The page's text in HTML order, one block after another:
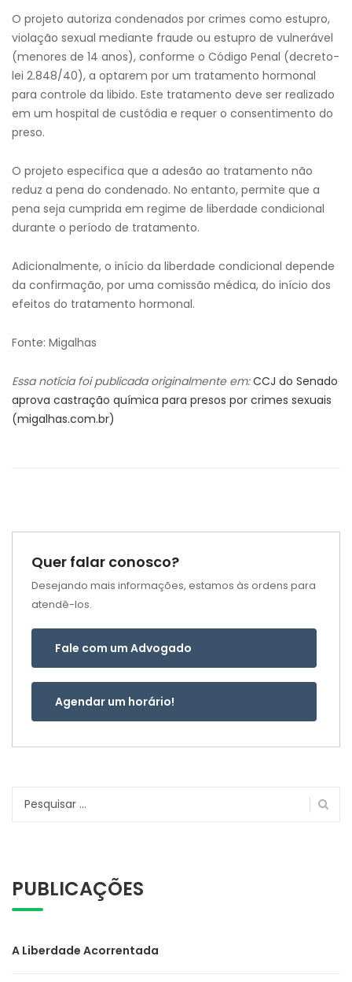
O projeto autoriza condenados por crimes como estupro,
violação sexual mediante fraude ou estupro de vulnerável
(menores de 14 anos), conforme o Código Penal (decreto-
lei 2.848/40), a optarem por um tratamento hormonal
para controle da libido. Este tratamento deve ser realizado
em um hospital de custódia e requer o consentimento do
preso.
O projeto especifica que a adesão ao tratamento não
reduz a pena do condenado. No entanto, permite que a
pena seja cumprida em regime de liberdade condicional
durante o período de tratamento.
Adicionalmente, o início da liberdade condicional depende
da confirmação, por uma comissão médica, do início dos
efeitos do tratamento hormonal.
Fonte: Migalhas
Essa notícia foi publicada originalmente em: CCJ do Senado
aprova castração química para presos por crimes sexuais
(migalhas.com.br)
Quer falar conosco?
Desejando mais informações, estamos às ordens para
atendê-los.
Fale com um Advogado
Agendar um horário!
Pesquisar
PUBLICAÇÕES
A Liberdade Acorrentada